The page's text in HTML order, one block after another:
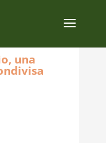
una